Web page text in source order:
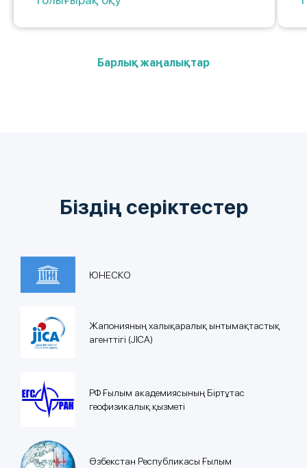
Барлық жаңалықтар
Біздің серіктестер
ЮНЕСКО
Жапонияның халықаралық ынтымақтастық
агенттігі (JICA)
РФ Ғылым академиясының Біртұтас
геофизикалық қызметі
Өзбекстан Республикасы Ғылым